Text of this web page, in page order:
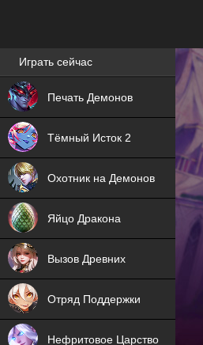
Лучшие игры онлайн
Играть сейчас
Печать Демонов
NEW
Тёмный Исток 2
NEW
Охотник на Демонов
ХИТ
Яйцо Дракона
NEW
Вызов Древних
ХИТ
Отряд Поддержки
ХИТ
Нефритовое Царство